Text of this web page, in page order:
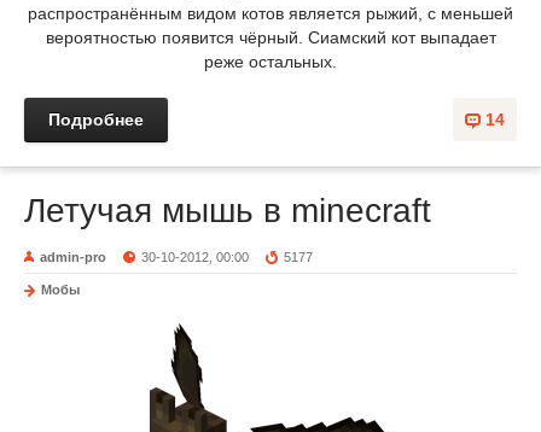
распространённым видом котов является рыжий, с меньшей
вероятностью появится чёрный. Сиамский кот выпадает
реже остальных.
14
Подробнее
Летучая мышь в minecraft
admin-pro 30-10-2012, 00:00 5177
Мобы